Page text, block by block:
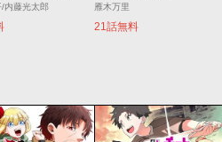
内藤光太郎 雁木万里
21話無料